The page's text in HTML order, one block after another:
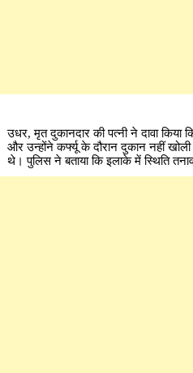
उधर, मृत दुकानदार की पत्नी ने दावा किया
और उन्होंने कर्फ्यू के दौरान दुकान नहीं खोली
थे। पुलिस ने बताया कि इलाके में स्थिति